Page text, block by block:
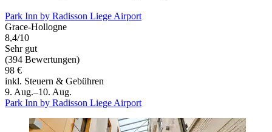
Park Inn by Radisson Liege Airport
Grace-Hollogne
8,4/10
Sehr gut
(394 Bewertungen)
98 €
inkl. Steuern & Gebühren
9. Aug.–10. Aug.
Park Inn by Radisson Liege Airport